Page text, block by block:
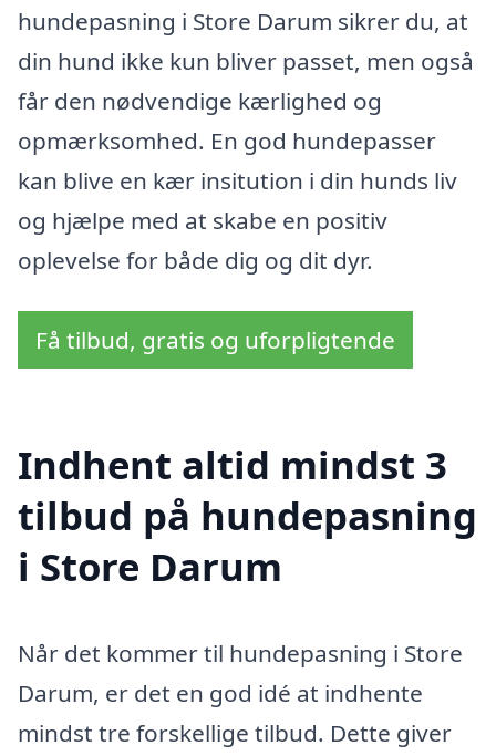
hundepasning i Store Darum sikrer du, at
din hund ikke kun bliver passet, men også
får den nødvendige kærlighed og
opmærksomhed. En god hundepasser
kan blive en kær insitution i din hunds liv
og hjælpe med at skabe en positiv
oplevelse for både dig og dit dyr.
Få tilbud, gratis og uforpligtende
Indhent altid mindst 3
tilbud på hundepasning
i Store Darum
Når det kommer til hundepasning i Store
Darum, er det en god idé at indhente
mindst tre forskellige tilbud. Dette giver